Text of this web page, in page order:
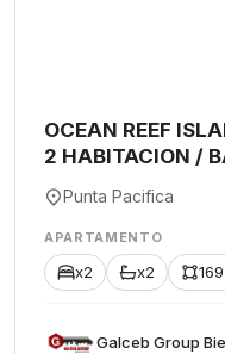
OCEAN REEF
2 HABITACION /
Punta Pacifica
APARTAMENTO
x2 x2